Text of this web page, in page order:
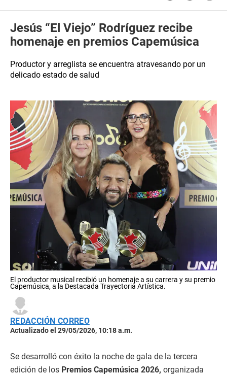
Jesús “El Viejo” Rodríguez recibe
homenaje en premios Capemúsica
Productor y arreglista se encuentra atravesando por un
delicado estado de salud
El productor musical recibió un homenaje a su carrera y su premio
Capemúsica, a la Destacada Trayectoria Artística.
REDACCIÓN CORREO
Actualizado el 29/05/2026, 10:18 a.m.
Se desarrolló con éxito la noche de gala de la tercera
edición de los Premios Capemúsica 2026, organizada